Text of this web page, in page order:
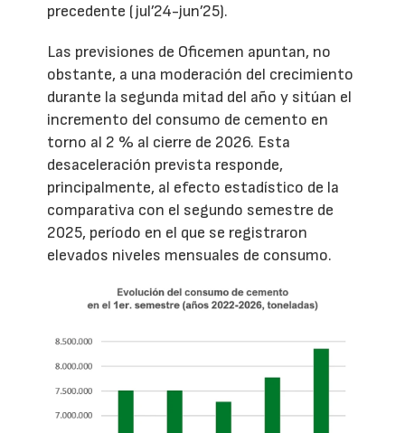
precedente (jul’24-jun’25).
Las previsiones de Oficemen apuntan, no
obstante, a una moderación del crecimiento
durante la segunda mitad del año y sitúan el
incremento del consumo de cemento en
torno al 2 % al cierre de 2026. Esta
desaceleración prevista responde,
principalmente, al efecto estadístico de la
comparativa con el segundo semestre de
2025, período en el que se registraron
elevados niveles mensuales de consumo.